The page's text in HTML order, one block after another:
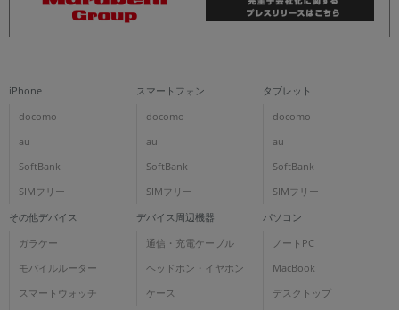
iPhone
docomo
au
SoftBank
SIMフリー
スマートフォン
docomo
au
SoftBank
SIMフリー
タブレット
docomo
au
SoftBank
SIMフリー
その他デバイス
ガラケー
モバイルルーター
スマートウォッチ
デバイス周辺機器
通信・充電ケーブル
ヘッドホン・イヤホン
ケース
パソコン
ノートPC
MacBook
デスクトップ